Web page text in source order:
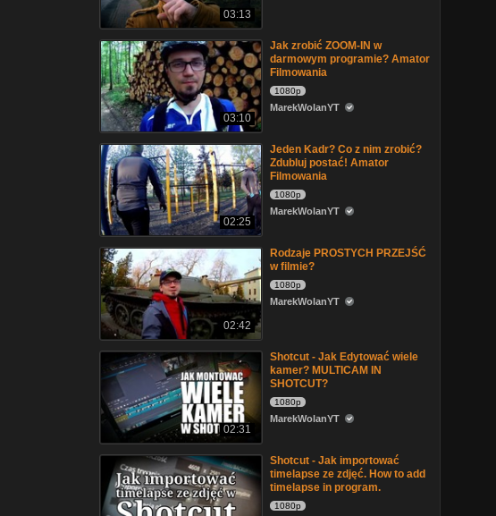
03:13
03:10
Jak zrobić ZOOM-IN w
darmowym programie? Amator
Filmowania
1080p
MarekWolanYT
02:25
Jeden Kadr? Co z nim zrobić?
Zdubluj postać! Amator
Filmowania
1080p
MarekWolanYT
02:42
Rodzaje PROSTYCH PRZEJŚĆ
w filmie?
1080p
MarekWolanYT
02:31
Shotcut - Jak Edytować wiele
kamer? MULTICAM IN
SHOTCUT?
1080p
MarekWolanYT
Shotcut - Jak importować
timelapse ze zdjęć. How to add
timelapse in program.
1080p